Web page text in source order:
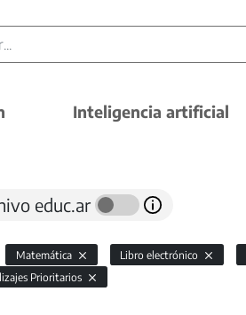
Inteligencia artificial
educ.ar
Matemática Libro electrónico
Prioritarios